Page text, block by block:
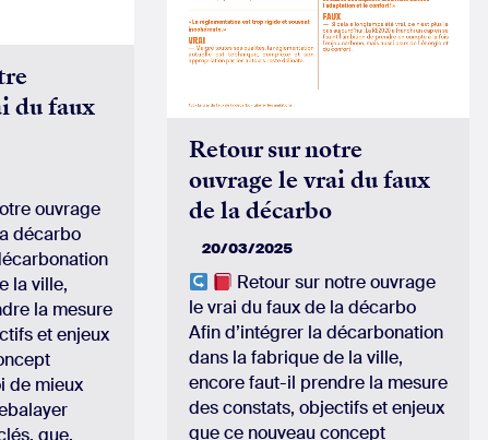
du faux
ouvrage
décarbo
la ville,
la mesure
et enjeux
de mieux
Retour sur notre
ouvrage le vrai du faux
de la décarbo
20/03/2025
Retour sur notre ouvrage
le vrai du faux de la décarbo
Afin d’intégrer la décarbonation
dans la fabrique de la ville,
encore faut-il prendre la mesure
des constats, objectifs et enjeux
que ce nouveau concept